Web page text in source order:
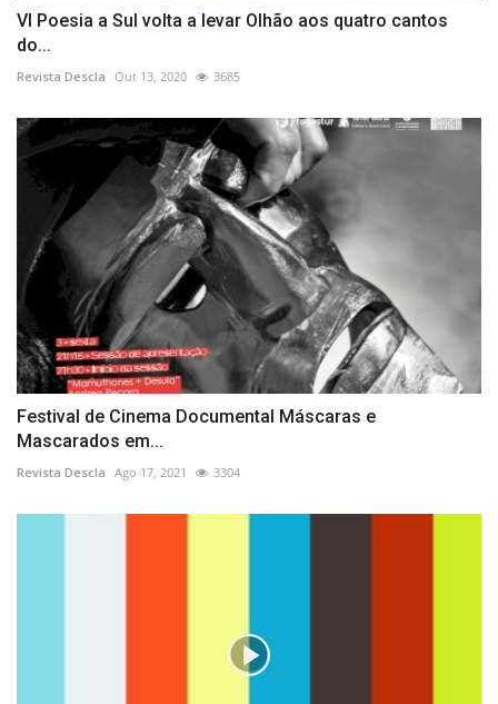
VI Poesia a Sul volta a levar Olhão aos quatro cantos
do...
Revista Descla Out 13, 2020 3685
Festival de Cinema Documental Máscaras e
Mascarados em...
Revista Descla Ago 17, 2021 3304